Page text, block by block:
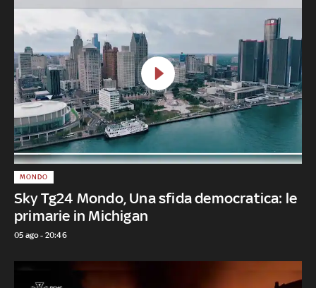
Sky Tg24 Mondo, Una sfida democratica: le
primarie in Michigan
MONDO
05 ago - 20:46